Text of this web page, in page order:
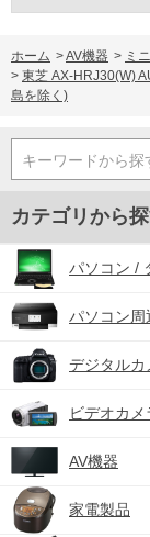
ホーム >AV機器 > ミ
> 東芝 AX-HRJ30(W)
島を除く)
キーワードから探
カテゴリから
パソコン /
パソコン周
デジタルカ
ビデオカメ
AV機器
家電製品